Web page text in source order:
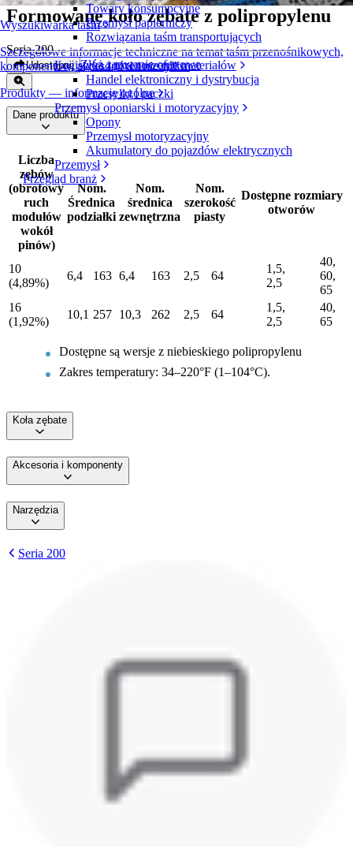
Wyszukiwarka taśm
Szczegółowe informacje techniczne na temat taśm przenośnikowych,
komponentów, akcesoriów i nie tylko
Produkty — informacje ogólne
Towary konsumpcyjne
Przemysł papierniczy
Rozwiązania taśm transportujących
Logistyka i przenoszenie materiałów
Handel elektroniczny i dystrybucja
Przesyłki i paczki
Przemysł oponiarski i motoryzacyjny
Opony
Przemysł motoryzacyjny
Akumulatory do pojazdów elektrycznych
Przemysł
Przegląd branż
Formowane koło zębate z polipropylenu
Seria 200
Udostępnij Złóż zapytanie ofertowe
Dane produktu
Liczba
zębów
(obrotowy
ruch
modułów
wokół
pinów)
Nom.
Średnica
podziałki
Nom.
średnica
zewnętrzna
Nom.
szerokość
piasty
Dostępne rozmiary
otworów
10
(4,89%)
6,4 163 6,4 163 2,5 64
1,5,
2,5
40,
60,
65
16
(1,92%)
10,1 257 10,3 262 2,5 64
1,5,
2,5
40,
65
Dostępne są wersje z niebieskiego polipropylenu
Zakres temperatury: 34–220°F (1–104°C).
Koła zębate
Akcesoria i komponenty
Narzędzia
Seria 200